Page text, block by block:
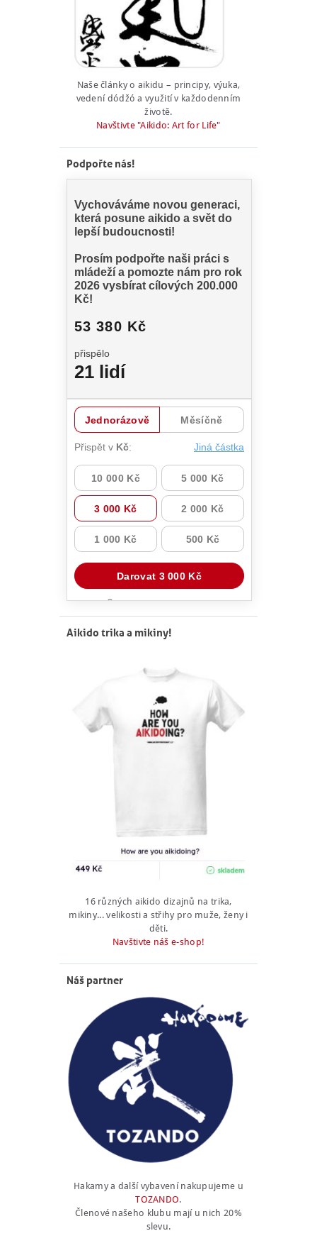
PRO FIRMY
Naše články o aikidu – principy, výuka,
vedení dódžó a využití v každodenním
životě.
Navštivte "Aikido: Art for Life"
Podpořte nás!
Aikido trika a mikiny!
16 různých aikido dizajnů na trika,
mikiny... velikosti a střihy pro muže, ženy i
děti.
Navštivte náš e-shop!
Náš partner
Hakamy a další vybavení nakupujeme u
TOZANDO.
Členové našeho klubu mají u nich 20%
slevu.